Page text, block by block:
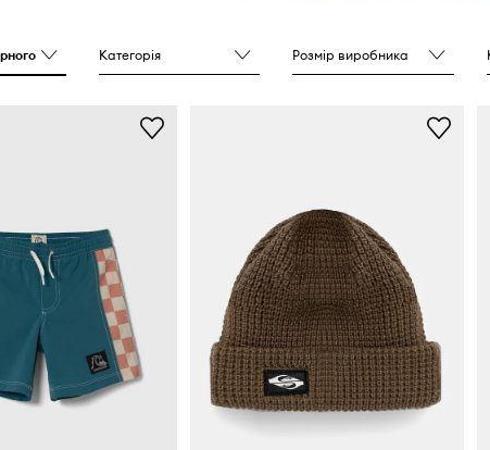
Категорія Розмір виробника